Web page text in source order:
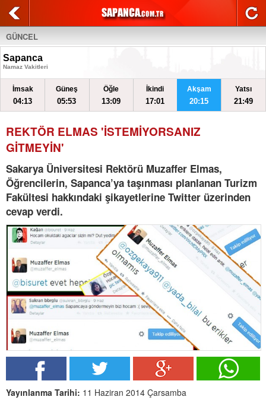
GÜNCEL
Sapanca
Namaz Vakitleri
İmsak
04:13
Güneş
05:53
Öğle
13:09
İkindi
17:01
Akşam
20:15
Yatsı
21:49
REKTÖR ELMAS 'İSTEMİYORSANIZ
GİTMEYİN'
Sakarya Üniversitesi Rektörü Muzaffer Elmas,
Öğrencilerin, Sapanca’ya taşınması planlanan Turizm
Fakültesi hakkındaki şikayetlerine Twitter üzerinden
cevap verdi.
Yayınlanma Tarihi: 11 Haziran 2014 Çarsamba